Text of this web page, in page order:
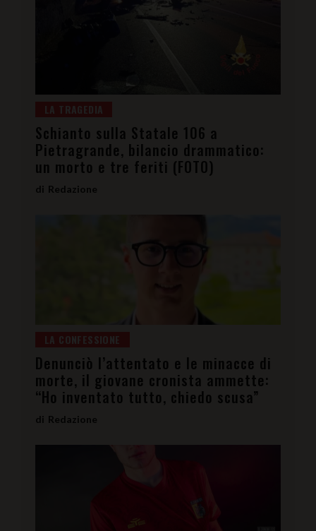
LA TRAGEDIA
Schianto sulla Statale 106 a
Pietragrande, bilancio drammatico:
un morto e tre feriti (FOTO)
Redazione
LA CONFESSIONE
Denunciò l’attentato e le minacce di
morte, il giovane cronista ammette:
“Ho inventato tutto, chiedo scusa”
Redazione